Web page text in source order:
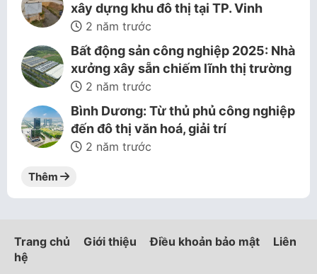
xây dựng khu đô thị tại TP. Vinh
2 năm trước
Bất động sản công nghiệp 2025: Nhà
xưởng xây sẵn chiếm lĩnh thị trường
2 năm trước
Bình Dương: Từ thủ phủ công nghiệp
đến đô thị văn hoá, giải trí
2 năm trước
Thêm
Trang chủ Giới thiệu Điều khoản bảo mật
Liên
hệ